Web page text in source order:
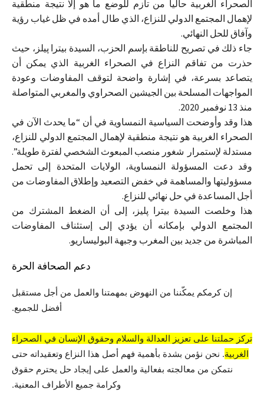
الصحراء الغربية حاليا من تأزم للوضع ما هو إلا نتيجة منطقية
لإهمال المجتمع الدولي للنزاع، الذي طال أمده في ظل غياب رؤية
وآفاق للحل النهائي.
جاء ذلك في تصريح للناطقة بإسم الحزب، السيدة بيترا پيلز، حيث
حذرت من تفاقم النزاع في الصحراء الغربية الذي يمكن أن
يتصاعد بسرعة، في إشارة واضحة لتوقف المفاوضات وعودة
المواجهات المسلحة بين الجيشين الصحراوي والمغربي المتواصلة
منذ 13 نوفمبر 2020.
هذا وقد وأوضحت السياسية النمساوية في أن “ما يحدث الآن في
الصحراء الغربية هو نتيجة منطقية لإهمال المجتمع الدولي للنزاع،
مستدلة لإستمرار شغور منصب المبعوث الشخصي لفترة طويلة”.
وقد دعت المسؤولة النمساوية، الولايات المتحدة إلى تحمل
مسؤوليتها والمساهمة في خفض التصعيد وإطلاق المفاوضات من
أجل المساعدة في حل نهائي للنزاع.
هذا وخلصت السيدة بيترا پليز، إلى أن الضغط المشترك من
المجتمع الدولي بإمكانه أن يؤدي إلى إستئناف المفاوضات
المباشرة من جديد بين المغرب وجبهة البوليساريو.
دعم الصحافة الحرة
إن كرمكم يمكّننا من النهوض بمهمتنا والعمل من أجل مستقبل
أفضل للجميع.
تركز حملتنا على تعزيز العدالة والسلام وحقوق الإنسان في الصحراء
الغربية. نحن نؤمن بشدة بأهمية فهم أصل هذا النزاع وتعقيداته حتى
نتمكن من معالجته بفعالية والعمل على إيجاد حل يحترم حقوق
وكرامة جميع الأطراف المعنية.